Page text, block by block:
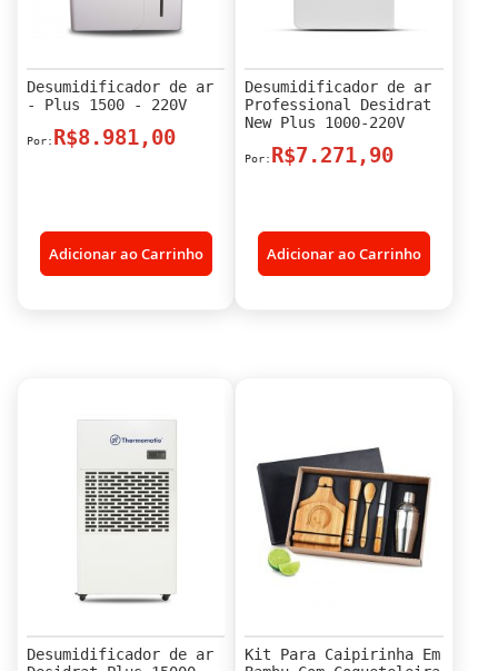
Desumidificador de ar
- Plus 1500 - 220V
R$8.981,00
Adicionar ao Carrinho
Desumidificador de ar
Professional Desidrat
New Plus 1000-220V
R$7.271,90
Adicionar ao Carrinho
Desumidificador de ar
Kit Para Caipirinha Em